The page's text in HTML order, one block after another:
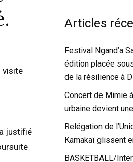
visite
justifié
Articles
Festival Ngand’a
édition placée
de la résilience à
Concert de Mimie
urbaine devient
Relégation de
Kamakaï glissent
BASKETBALL/